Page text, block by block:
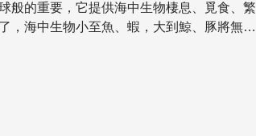
般的重要，它提供海中生物棲息、覓食、繁
，海中生物小至魚、蝦，大到鯨、豚將無以